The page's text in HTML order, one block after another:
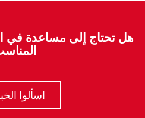
هل تحتاج إلى مساعدة في
اسألوا